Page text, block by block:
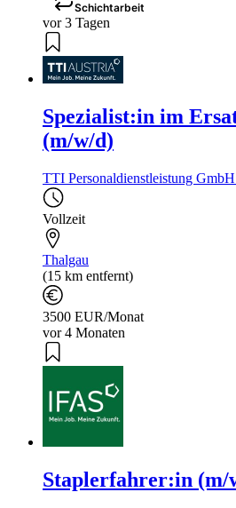
Schichtarbeit
vor 3 Tagen
Spezialist:in im
(m/w/d)
TTI Personaldienstleistung
Vollzeit
Thalgau
(15 km entfernt)
3500 EUR/Monat
vor 4 Monaten
Staplerfahrer:in (m/